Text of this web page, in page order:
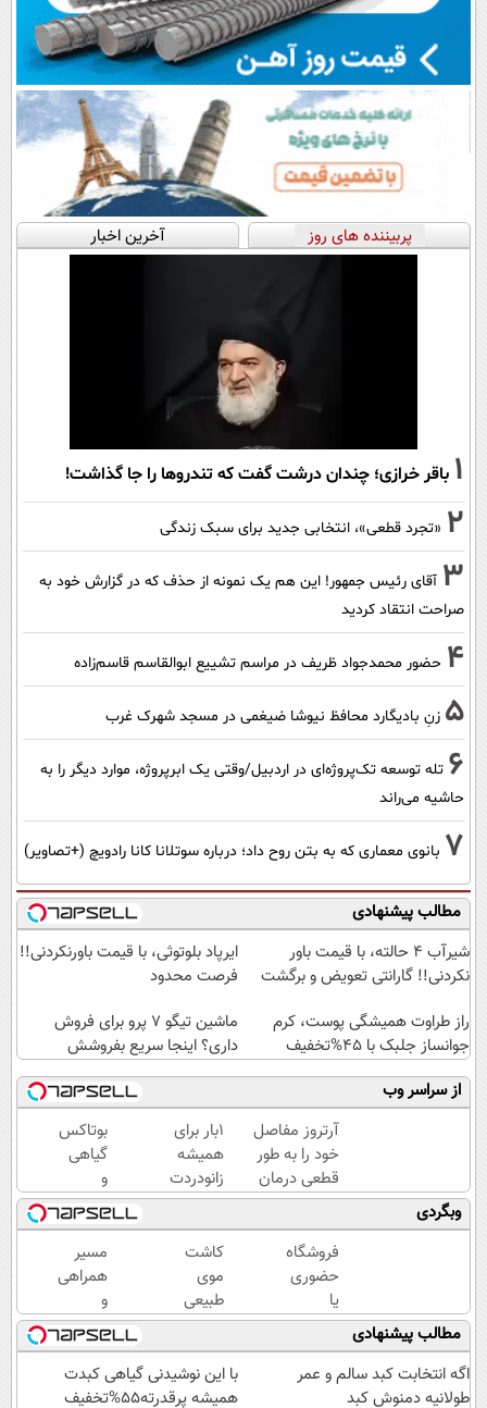
پربیننده های روز آخرین اخبار
1 باقر خرازی؛ چندان درشت گفت که تندروها را جا گذاشت!
2 «تجرد قطعی»، انتخابی جدید برای سبک زندگی
3 آقای رئیس جمهور! این هم یک نمونه از حذف که در گزارش خود به
صراحت انتقاد کردید
4 حضور محمدجواد ظریف در مراسم تشییع ابوالقاسم قاسم‌زاده
5 زنِ بادیگارد محافظ نیوشا ضیغمی در مسجد شهرک غرب
6 تله توسعه تک‌پروژه‌ای در اردبیل/وقتی یک ابرپروژه، موارد دیگر را به
حاشیه می‌راند
7 بانوی معماری که به بتن روح داد؛ درباره سوتلانا کانا رادویچ (+تصاویر)
مطالب پیشنهادی
شیر‌آب ۴ حالته، با قیمت باور
نکردنی!! گارانتی تعویض و برگشت
ایرپاد بلوتوثی، با قیمت باورنکردنی!!
فرصت محدود
راز طراوت همیشگی پوست، کرم
جوانساز جلبک با 45%تخفیف
ماشین تیگو 7 پرو برای فروش
داری؟ اینجا سریع بفروشش
از سراسر وب
آرتروز مفاصل
خود را به طور
قطعی درمان
کنید!
◗پرسش‌نامه◖
1بار برای
همیشه
زانودردت
رودرمان کن!
(تکنولوژی
آلمان)
◂پرسشنامه▸
بوتاکس
گیاهی
و
خانگی
رسید!
وبگردی
فروشگاه
حضوری
یا
اینترنتی
داری؟
راحت
کاشت
موی
طبیعی
بدون درد
و
خونریزی!
😍😍
مسیر
همراهی
و
گزارش
عملکرد
گروه
اسنپ
مطالب پیشنهادی
اگه انتخابت کبد سالم و عمر
طولانیه دمنوش کبد
با این نوشیدنی گیاهی کبدت
همیشه پرقدرته55%تخفیف